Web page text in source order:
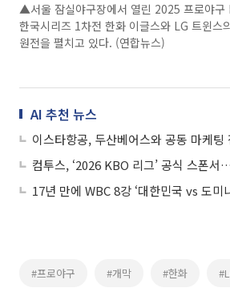
▲서울 잠실야구장에서 열린 2025 프로야구
한국시리즈 1차전 한화 이글스와 LG 트윈스
원전을 펼치고 있다. (연합뉴스)
AI 추천 뉴스
이스타항공, 두산베어스와 공동 마케팅
#프로야구 #개막 #한화